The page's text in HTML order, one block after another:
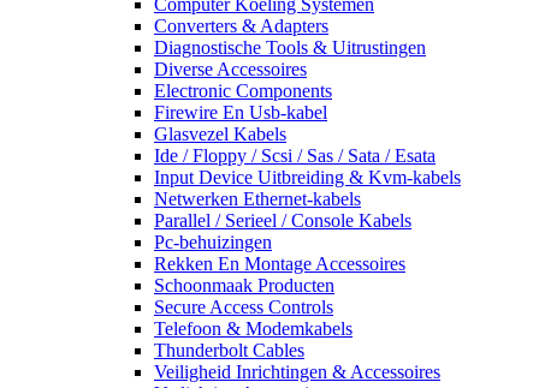
Converters & Adapters
Diagnostische Tools & Uitrustingen
Diverse Accessoires
Electronic Components
Firewire En Usb-kabel
Glasvezel Kabels
Ide / Floppy / Scsi / Sas / Sata / Esata
Input Device Uitbreiding & Kvm-kabels
Netwerken Ethernet-kabels
Parallel / Serieel / Console Kabels
Pc-behuizingen
Rekken En Montage Accessoires
Schoonmaak Producten
Secure Access Controls
Telefoon & Modemkabels
Thunderbolt Cables
Veiligheid Inrichtingen & Accessoires